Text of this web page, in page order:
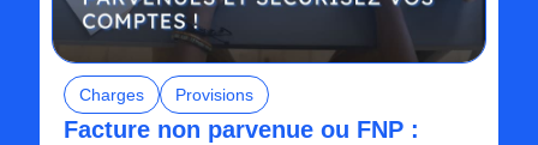
Charges Provisions
Facture non parvenue ou FNP :